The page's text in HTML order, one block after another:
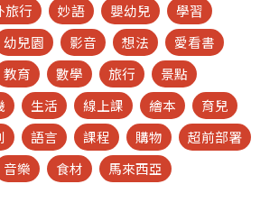
旅行 妙語 嬰幼兒
學習
幼兒園 影音 想法
愛看書
教育 數學 旅行
景點
生活 線上課 繪本
育兒
語言 課程 購物
超前部署
音樂 食材 馬來西亞